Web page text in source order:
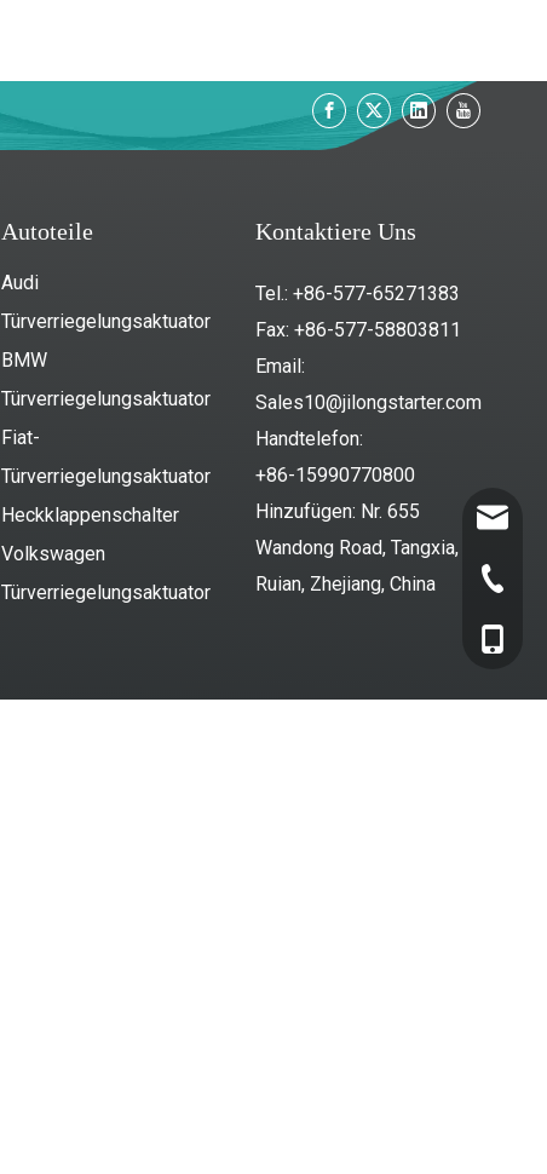
+86-
Autoteile
Audi
Türverriegelungsaktuator
BMW
Türverriegelungsaktuator
Fiat-
Türverriegelungsaktuator
Heckklappenschalter
Volkswagen
Türverriegelungsaktuator
Kontaktiere Uns
Tel.: +86-577-65271383
Fax: +86-577-58803811
Email:
Sales10@jilongstarter.com
Handtelefon:
+86-15990770800
Hinzufügen: Nr. 655
Wandong Road, Tangxia,
Ruian, Zhejiang, China